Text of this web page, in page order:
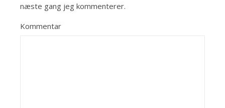
næste gang jeg kommenterer.
Kommentar